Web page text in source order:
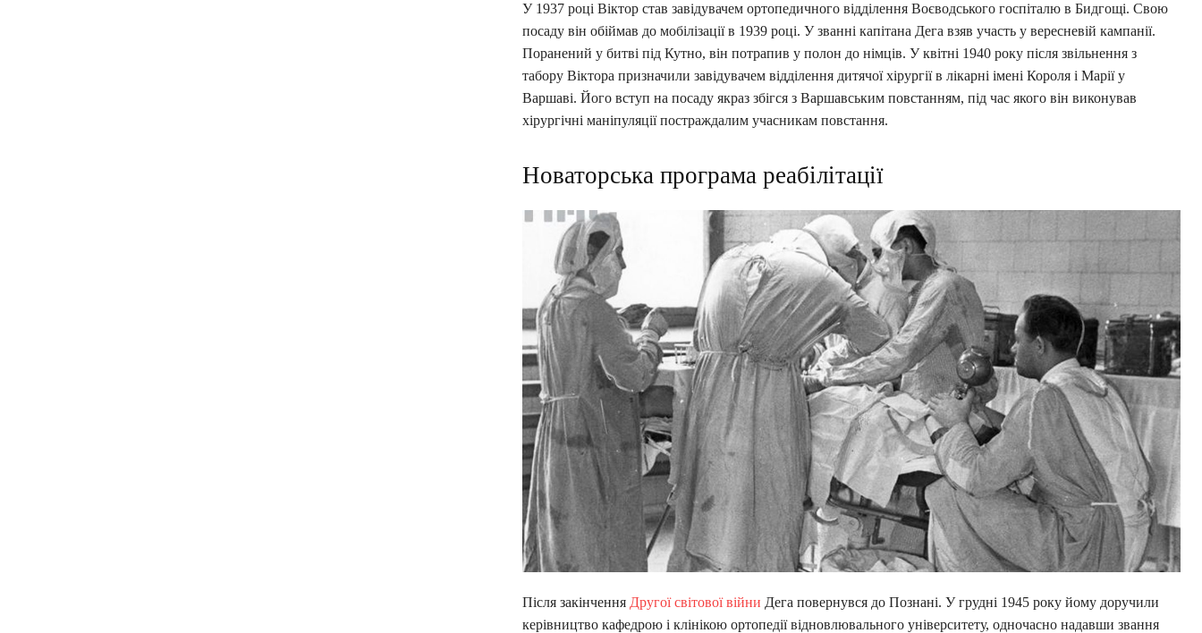
У 1937 році Віктор став завідувачем ортопедичного відділення Воєводського госпіталю в Бидгощі. Свою
посаду він обіймав до мобілізації в 1939 році. У званні капітана Дега взяв участь у вересневій кампанії.
Поранений у битві під Кутно, він потрапив у полон до німців. У квітні 1940 року після звільнення з
табору Віктора призначили завідувачем відділення дитячої хірургії в лікарні імені Короля і Марії у
Варшаві. Його вступ на посаду якраз збігся з Варшавським повстанням, під час якого він виконував
хірургічні маніпуляції постраждалим учасникам повстання.
Новаторська програма реабілітації
Після закінчення Другої світової війни Дега повернувся до Познані. У грудні 1945 року йому доручили
керівництво кафедрою і клінікою ортопедії відновлювального університету, одночасно надавши звання